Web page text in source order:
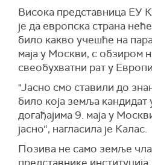
Висока представница ЕУ
је да европска страна
било какво учешће на
маја у Москви, с обзиром
свеобухватни рат у
"Јасно смо ставили до
било која земља кандидат
догађајима 9. маја у
јасно“, нагласила је Калас.
Позива не само земље